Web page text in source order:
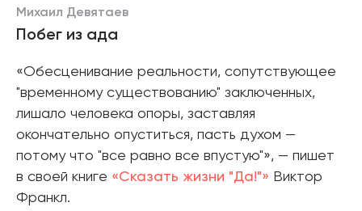
Михаил Девятаев
Побег из ада
«Обесценивание реальности, сопутствующее
"временному существованию" заключенных,
лишало человека опоры, заставляя
окончательно опуститься, пасть духом —
потому что "все равно все впустую"», — пишет
в своей книге «Сказать жизни "Да!"» Виктор
Франкл.